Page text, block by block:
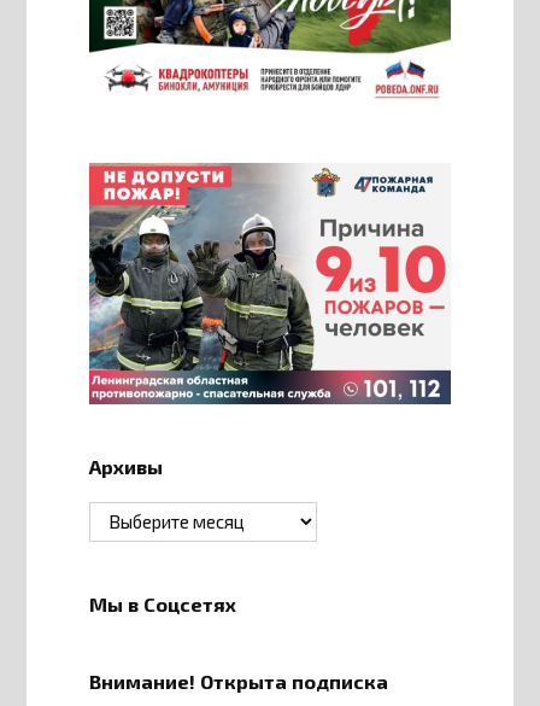
Архивы
Архивы
Мы в Соцсетях
Внимание! Открыта подписка